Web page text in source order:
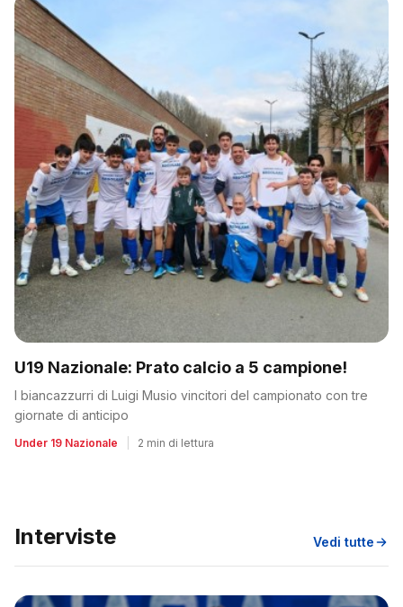
U19 Nazionale: Prato calcio a 5 campione!
I biancazzurri di Luigi Musio vincitori del campionato con tre
giornate di anticipo
Under 19 Nazionale 2 min di lettura
Interviste Vedi tutte